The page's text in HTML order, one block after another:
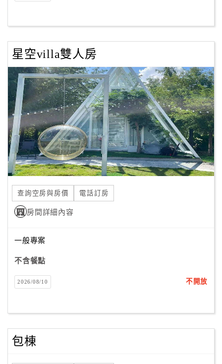
星空villa雙人房
查詢空房與房價 電話訂房
房間詳細內容
一般專案
不含餐點
2026/08/10 不開放
包棟